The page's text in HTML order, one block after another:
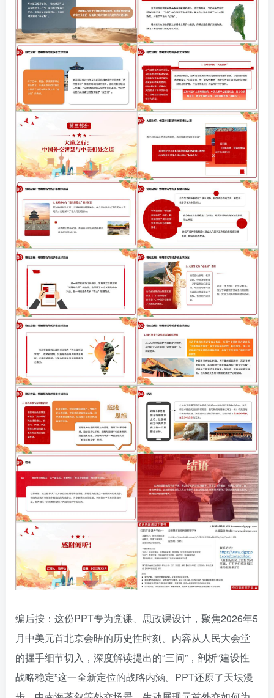
编后按：这份PPT专为党课、思政课设计，聚焦2026年5
月中美元首北京会晤的历史性时刻。内容从人民大会堂
的握手细节切入，深度解读提出的“三问”，剖析“建设性
战略稳定”这一全新定位的战略内涵。PPT还原了天坛漫